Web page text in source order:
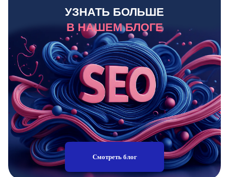
УЗНАТЬ БОЛЬШЕ
В НАШЕМ БЛОГЕ
Смотреть блог